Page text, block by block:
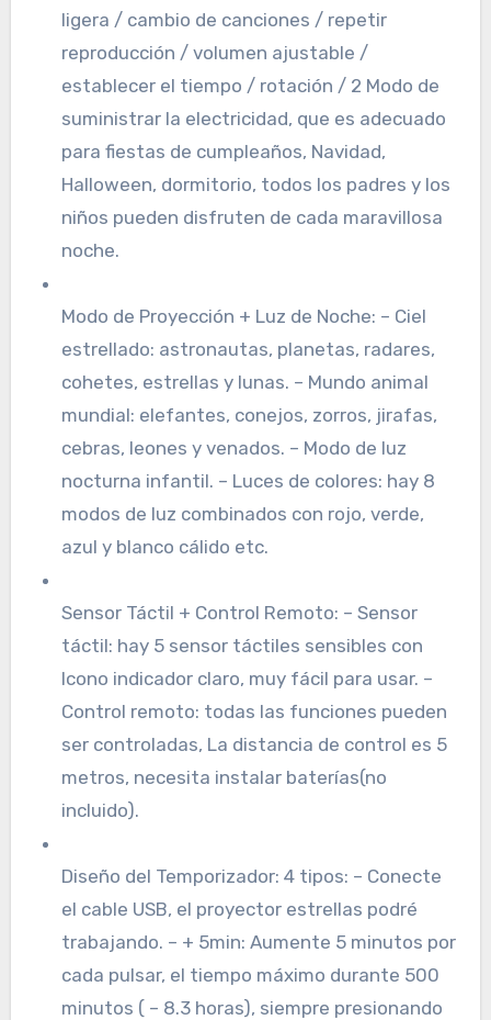
ligera / cambio de canciones / repetir
reproducción / volumen ajustable /
establecer el tiempo / rotación / 2 Modo de
suministrar la electricidad, que es adecuado
para fiestas de cumpleaños, Navidad,
Halloween, dormitorio, todos los padres y los
niños pueden disfruten de cada maravillosa
noche.
Modo de Proyección + Luz de Noche: – Ciel
estrellado: astronautas, planetas, radares,
cohetes, estrellas y lunas. – Mundo animal
mundial: elefantes, conejos, zorros, jirafas,
cebras, leones y venados. – Modo de luz
nocturna infantil. – Luces de colores: hay 8
modos de luz combinados con rojo, verde,
azul y blanco cálido etc.
Sensor Táctil + Control Remoto: – Sensor
táctil: hay 5 sensor táctiles sensibles con
Icono indicador claro, muy fácil para usar. –
Control remoto: todas las funciones pueden
ser controladas, La distancia de control es 5
metros, necesita instalar baterías(no
incluido).
Diseño del Temporizador: 4 tipos: – Conecte
el cable USB, el proyector estrellas podré
trabajando. – + 5min: Aumente 5 minutos por
cada pulsar, el tiempo máximo durante 500
minutos ( – 8.3 horas), siempre presionando